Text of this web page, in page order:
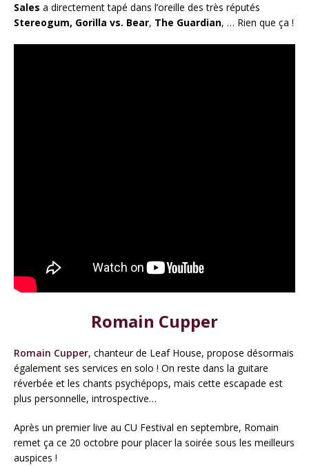
Sales a directement tapé dans l’oreille des très réputés
Stereogum, Gorilla vs. Bear, The Guardian, … Rien que ça !
Romain Cupper
Romain Cupper, chanteur de Leaf House, propose désormais
également ses services en solo ! On reste dans la guitare
réverbée et les chants psychépops, mais cette escapade est
plus personnelle, introspective…
Après un premier live au CU Festival en septembre, Romain
remet ça ce 20 octobre pour placer la soirée sous les meilleurs
auspices !